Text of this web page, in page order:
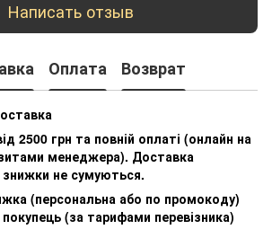
Написать отзыв
Оплата Возврат
2500 грн та повній оплаті (онлайн на
менеджера). Доставка
не сумуються.
(персональна або по промокоду)
(за тарифами перевізника)